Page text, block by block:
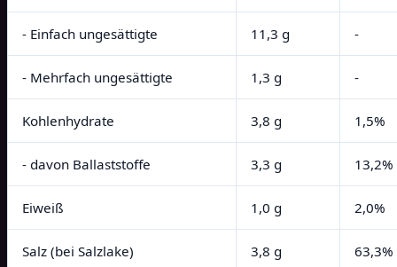
- Einfach ungesättigte 11,3 g -
- Mehrfach ungesättigte 1,3 g -
Kohlenhydrate 3,8 g 1,5%
- davon Ballaststoffe 3,3 g 13,2%
Eiweiß 1,0 g 2,0%
Salz (bei Salzlake) 3,8 g 63,3%